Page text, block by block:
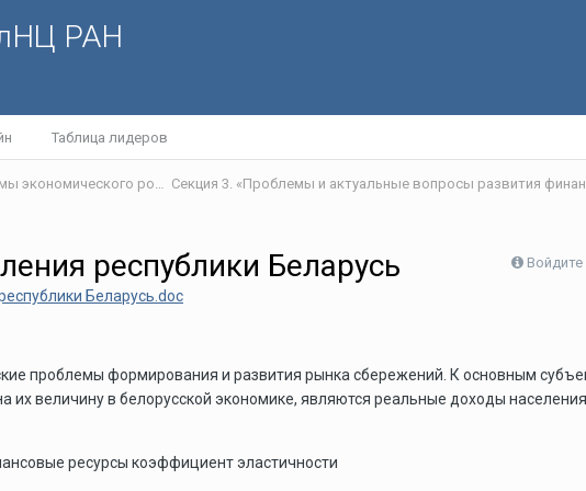
РАН
Таблица лидеров
V Научно-практическая интернет-конференция «Проблемы экономического роста и устойчивого развития территорий» Секция 3. «Проблемы и актуальные вопросы развития
республики Беларусь
Беларусь.doc
проблемы формирования и развития рынка сбережений. К основным
величину в белорусской экономике, являются реальные доходы
ресурсы коэффициент эластичности